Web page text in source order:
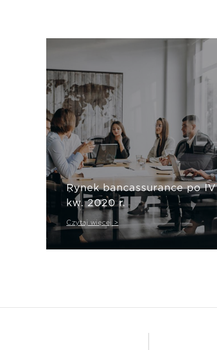
Rynek bancassurance po IV
kw. 2020 r.
Czytaj więcej >